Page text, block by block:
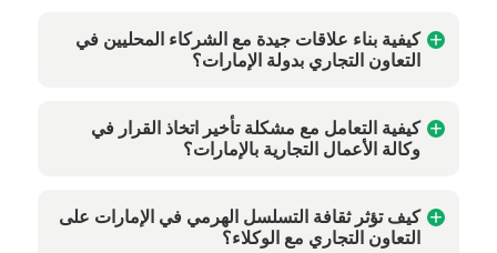
كيفية بناء علاقات جيدة مع الشركاء المحليين في
التعاون التجاري بدولة الإمارات؟
كيفية التعامل مع مشكلة تأخير اتخاذ القرار في
وكالة الأعمال التجارية بالإمارات؟
كيف تؤثر ثقافة التسلسل الهرمي في الإمارات على
التعاون التجاري مع الوكلاء؟